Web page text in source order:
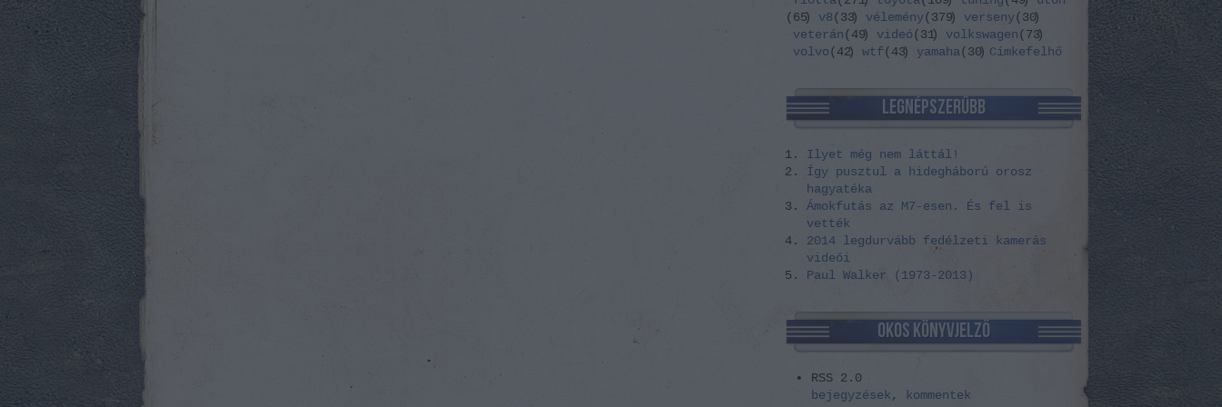
(65) v8(33) vélemény(379) verseny(30)
veterán(49) videó(31) volkswagen(73)
volvo(42) wtf(43) yamaha(30) Címkefelhő
LEGNÉPSZERŰBB
Ilyet még nem láttál!
Így pusztul a hidegháború orosz
hagyatéka
Ámokfutás az M7-esen. És fel is
vették
2014 legdurvább fedélzeti kamerás
videói
Paul Walker (1973-2013)
OKOS KÖNYVJELZŐ
RSS 2.0
bejegyzések, kommentek